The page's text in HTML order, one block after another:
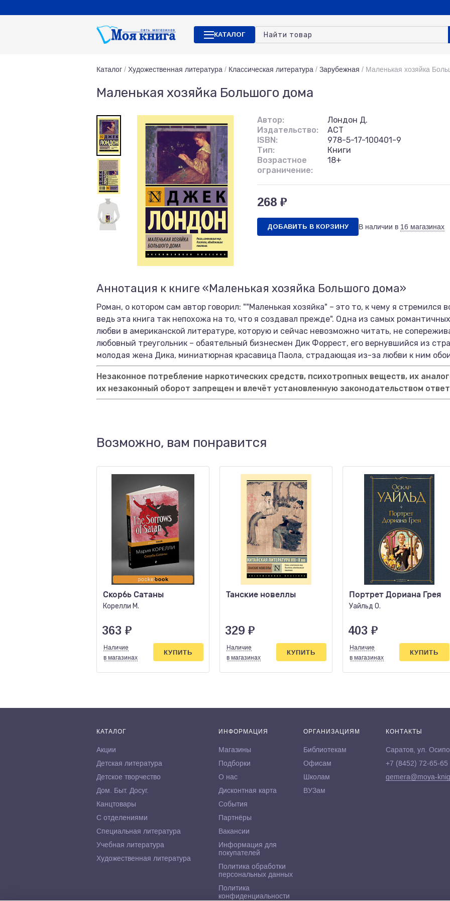
КАТАЛОГ
Каталог / Художественная литература / Классическая литература / Зарубежная / Маленькая хозяйка
Маленькая хозяйка Большого дома
Автор:
Лондон Д.
Издательство:
АСТ
ISBN:
978-5-17-100401-9
Тип:
Книги
Возрастное
ограничение:
18+
268 ₽
ДОБАВИТЬ В КОРЗИНУ В наличии в 16 магазинах
Аннотация к книге «Маленькая хозяйка Большого дома»
Роман, о котором сам автор говорил: ""Маленькая хозяйка" – это то, к чему я стремился
ведь эта книга так непохожа на то, что я создавал прежде". Одна из самых
любви в американской литературе, которую и сейчас невозможно читать, не
любовный треугольник – обаятельный бизнесмен Дик Форрест, его вернувшийся из
молодая жена Дика, миниатюрная красавица Паола, страдающая из-за любви к ним
Незаконное потребление наркотических средств, психотропных веществ, их
их незаконный оборот запрещен и влечёт установленную законодательством
Возможно, вам понравится
Скорбь Сатаны
Корелли М.
363 ₽
Наличие
в магазинах
КУПИТЬ
Танские новеллы
329 ₽
Наличие
в магазинах
КУПИТЬ
Портрет Дориана Грея
Уайльд О.
403 ₽
Наличие
в магазинах
КУПИТЬ
КАТАЛОГ
Акции
Детская литература
Детское творчество
Дом. Быт. Досуг.
Канцтовары
С отделениями
Специальная литература
Учебная литература
Художественная литература
ИНФОРМАЦИЯ
Магазины
Подборки
О нас
Дисконтная карта
События
Партнёры
Вакансии
Информация для
покупателей
Политика обработки
персональных данных
Политика
конфиденциальности
ОРГАНИЗАЦИЯМ
Библиотекам
Офисам
Школам
ВУЗам
КОНТАКТЫ
Саратов, ул.
+7 (8452) 72-65-65
gemera@moya-